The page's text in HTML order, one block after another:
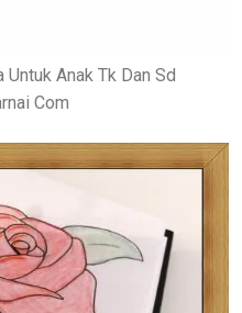
Untuk Anak Tk Dan Sd
Com